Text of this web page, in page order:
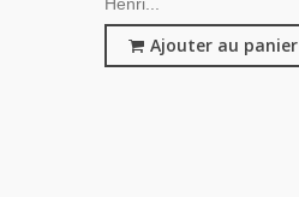
Henri...
Ajouter au panier